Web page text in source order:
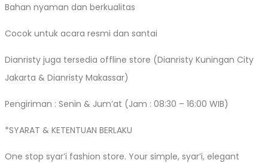
Bahan nyaman dan berkualitas
Cocok untuk acara resmi dan santai
Dianristy juga tersedia offline store (Dianristy Kuningan City
Jakarta & Dianristy Makassar)
Pengiriman : Senin & Jum’at (Jam : 08:30 – 16:00 WIB)
*SYARAT & KETENTUAN BERLAKU
One stop syar’i fashion store. Your simple, syar’i, elegant